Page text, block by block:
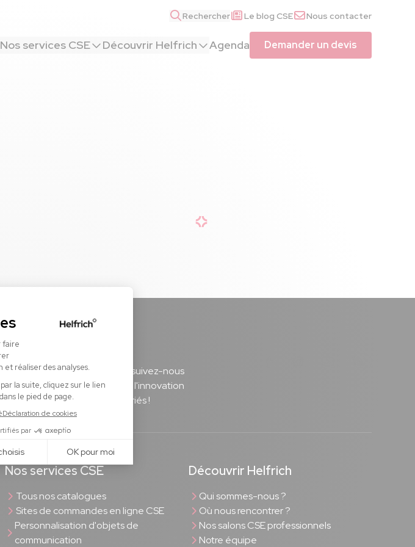
Rechercher Le blog CSE Nous contacter
Nos services CSE Découvrir Helfrich Agenda Demander un devis
Réseaux sociaux
Infos, conseils, événements : suivez-nous
pour restez informé sur toute l'innovation
Helfrich pour vous et vos salariés !
Nos services CSE
Tous nos catalogues
Sites de commandes en ligne CSE
Personnalisation d'objets de
communication
Découvrir Helfrich
Qui sommes-nous ?
Où nous rencontrer ?
Nos salons CSE professionnels
Notre équipe